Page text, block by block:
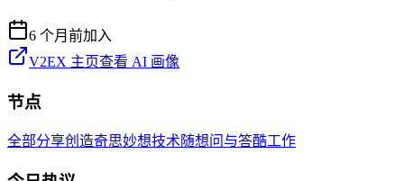
6 个月前加入
V2EX 主页查看 AI 画像
节点
全部分享创造奇思妙想技术随想问与答酷工作